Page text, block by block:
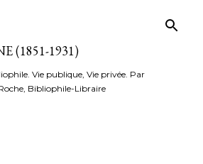
(1851-1931)
Vie publique, Vie privée. Par
Bibliophile-Libraire